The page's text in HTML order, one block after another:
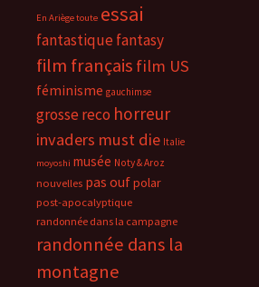
En Ariège toute essai
fantastiquefantasy
film français film US
féminisme gauchimse
grosse reco horreur
invaders must die Italie
moyoshi musée Noty & Aroz
nouvelles pas oufpolar
post-apocalyptique
randonnée dans la campagne
randonnée dans la
montagne